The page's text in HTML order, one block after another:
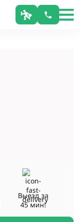
Выезд за
45 мин!